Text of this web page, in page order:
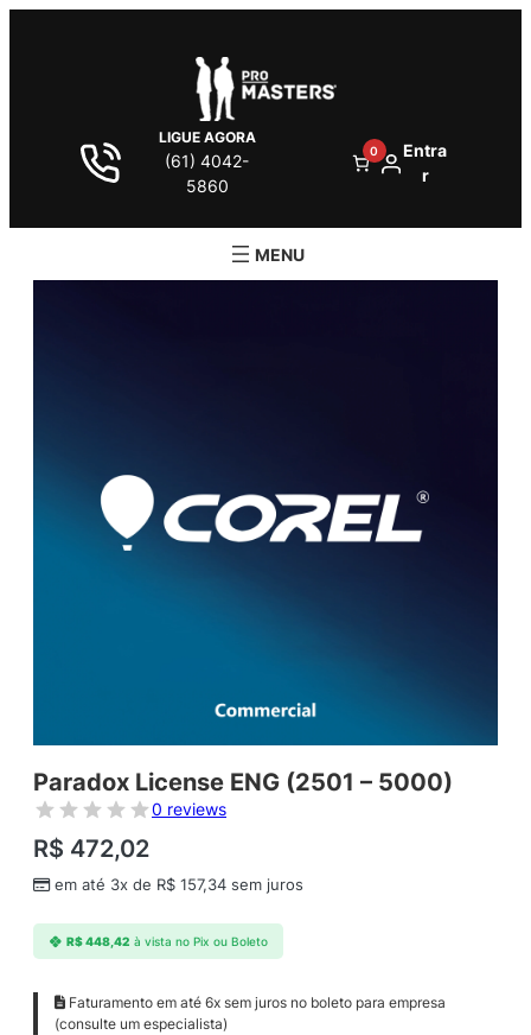
LIGUE AGORA
(61) 4042-
5860
0
Entra
r
Paradox License ENG (2501 – 5000)
0 reviews
R$ 472,02
em até 3x de R$ 157,34 sem juros
R$448,42 à vista no Pix ou Boleto
Faturamento em até 6x sem juros no boleto para empresa
(consulte um especialista)